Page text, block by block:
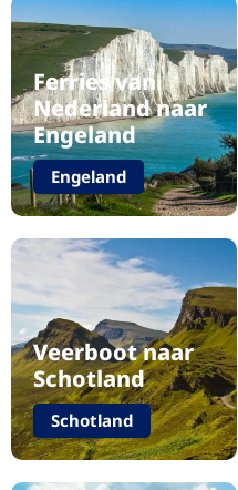
Ferries van
Nederland naar
Engeland
Engeland
Veerboot naar
Schotland
Schotland